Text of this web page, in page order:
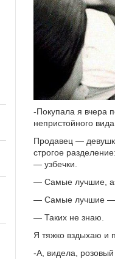
-Покупала я вчера
непристойного
Продавец —
строгое
— узбечки.
— Самые лучшие,
— Самые лучшие —
— Таких не знаю.
Я тяжко вздыхаю и
-А, видела, розовый